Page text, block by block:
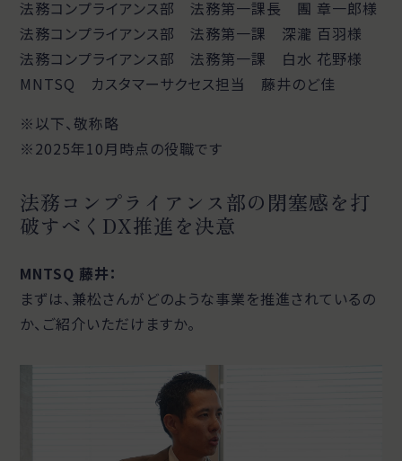
法務コンプライアンス部 法務第一課長 團 章一郎様
法務コンプライアンス部 法務第一課 深瀧 百羽様
法務コンプライアンス部 法務第一課 白水 花野様
MNTSQ カスタマーサクセス担当 藤井のど佳
※以下、敬称略
※2025年10月時点の役職です
法務コンプライアンス部の閉塞感を打
破すべくDX推進を決意
MNTSQ 藤井：
まずは、兼松さんがどのような事業を推進されているの
か、ご紹介いただけますか。